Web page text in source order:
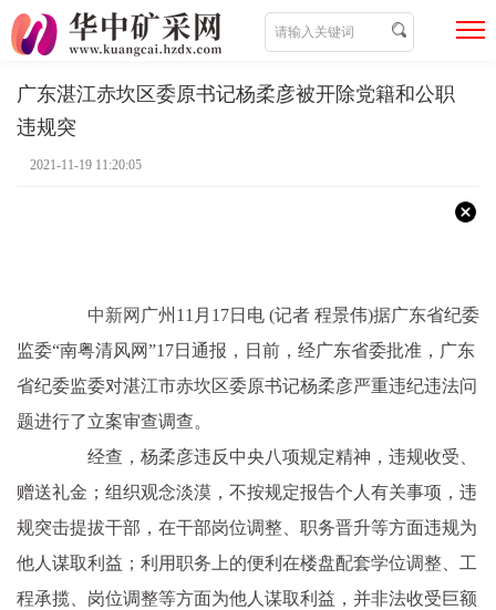
广东湛江赤坎区委原书记杨柔彦被开除党籍和公职
违规突
2021-11-19 11:20:05
中新网 广州11月17日电 (记者 程景伟)据广东省纪委
监委“南粤清风网”17日通报，日前，经广东省委批准，广东
省纪委监委对湛江市赤坎区委原书记杨柔彦严重违纪违法问
题进行了立案审查调查。
经查，杨柔彦违反中央八项规定精神，违规收受、
赠送礼金；组织观念淡漠，不按规定报告个人有关事项，违
规突击提拔干部，在干部岗位调整、职务晋升等方面违规为
他人谋取利益；利用职务上的便利在楼盘配套学位调整、工
程承揽、岗位调整等方面为他人谋取利益，并非法收受巨额